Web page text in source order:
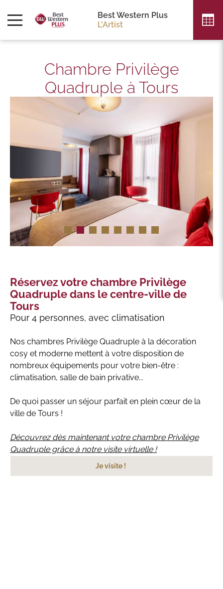
Best Western Plus
L'Artist
Chambre Privilège
Quadruple à Tours
Réservez votre chambre Privilège
Quadruple dans le centre-ville de
Tours
Pour 4 personnes, avec climatisation
Nos chambres Privilège Quadruple à la décoration
cosy et moderne mettent à votre disposition de
nombreux équipements pour votre bien-être :
climatisation, salle de bain privative...
De quoi passer un séjour parfait en plein cœur de la
ville de Tours !
Découvrez dès maintenant votre chambre Privilège
Quadruple grâce à notre visite virtuelle !
Je visite !